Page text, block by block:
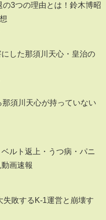
の3つの理由とは！鈴木博昭
した那須川天心・皇治の
那須川天心が持っていない
ルト返上・うつ病・パニ
画速報
失敗するK-1運営と崩壊す